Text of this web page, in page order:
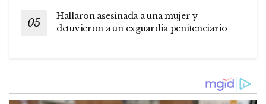
Hallaron asesinada a una mujer y
detuvieron a un exguardia penitenciario